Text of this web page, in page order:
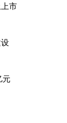
市
元